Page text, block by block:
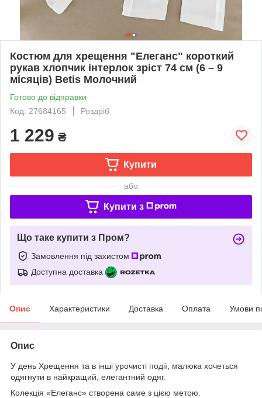
Костюм для хрещення "Елеганс" короткий
рукав хлопчик інтерлок зріст 74 см (6 – 9
місяців) Betis Молочний
Готово до відправки
Код: 27684165
Роздріб
1 229 ₴
Купити
або
Купити з
Що таке купити з Пром?
Замовлення під захистом
Доступна доставка
Опис Характеристики Доставка Оплата Умови
Опис
У день Хрещення та в інші урочисті події, малюка хочеться
одягнути в найкращий, елегантний одяг.
Колекція «Елеганс» створена саме з цією метою.